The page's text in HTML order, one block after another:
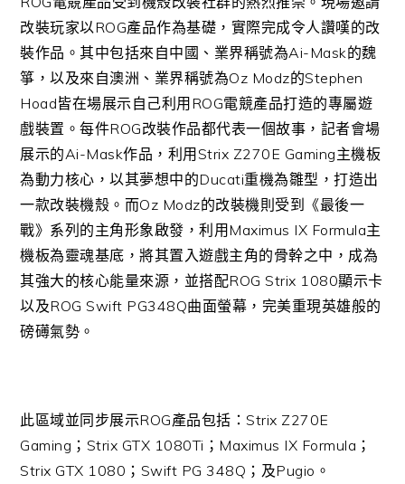
改裝玩家以ROG產品作為基礎，實際完成令人讚嘆的改
裝作品。其中包括來自中國、業界稱號為Ai-Mask的魏
箏，以及來自澳洲、業界稱號為Oz Modz的Stephen
Hoad皆在場展示自己利用ROG電競產品打造的專屬遊
戲裝置。每件ROG改裝作品都代表一個故事，記者會場
展示的Ai-Mask作品，利用Strix Z270E Gaming主機板
為動力核心，以其夢想中的Ducati重機為雛型，打造出
一款改裝機殼。而Oz Modz的改裝機則受到《最後一
戰》系列的主角形象啟發，利用Maximus IX Formula主
機板為靈魂基底，將其置入遊戲主角的骨幹之中，成為
其強大的核心能量來源，並搭配ROG Strix 1080顯示卡
以及ROG Swift PG348Q曲面螢幕，完美重現英雄般的
磅礡氣勢。
此區域並同步展示ROG產品包括：Strix Z270E
Gaming；Strix GTX 1080Ti；Maximus IX Formula；
Strix GTX 1080；Swift PG 348Q；及Pugio。